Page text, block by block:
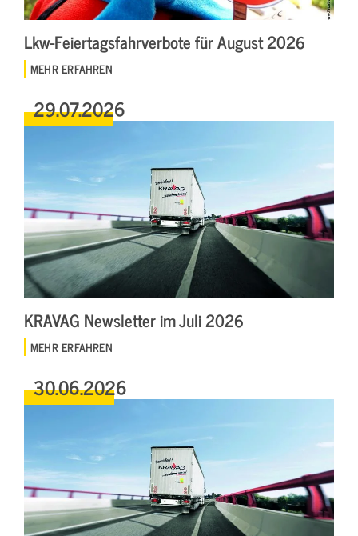
Lkw-Feiertagsfahrverbote für August 2026
MEHR ERFAHREN
29.07.2026
KRAVAG Newsletter im Juli 2026
MEHR ERFAHREN
30.06.2026